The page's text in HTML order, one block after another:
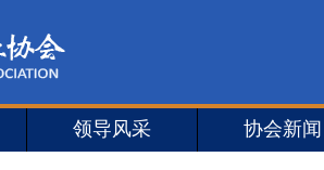
领导风采 协会新闻